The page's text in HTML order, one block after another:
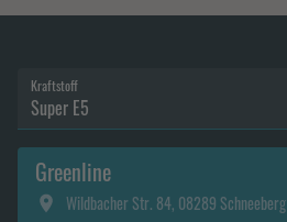
Kraftstoff
Super E5
Greenline
Wildbacher Str. 84, 08289 Schneeberg